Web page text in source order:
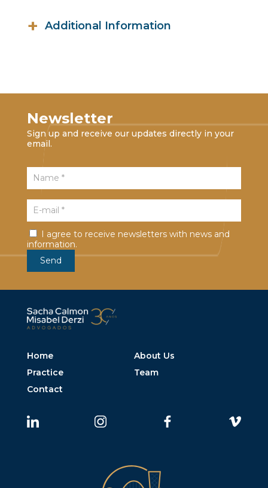
Additional Information
Newsletter
Sign up and receive our updates directly in your
email.
I agree to receive newsletters with news and
information.
Home
About Us
Practice
Team
Contact